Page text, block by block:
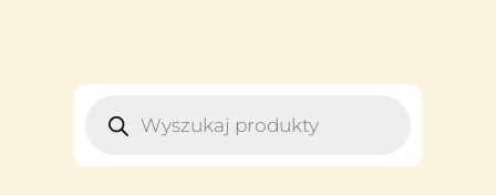
PRODUKTÓW